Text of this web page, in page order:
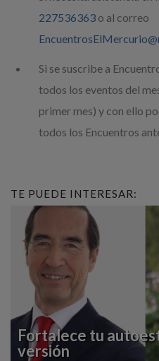
227536363 o al correo
Si se suscribe a
todos los eventos del
primer mes) y con ello
todos los Encuentros
TE PUEDE INTERESAR:
Fortalece tu
versión